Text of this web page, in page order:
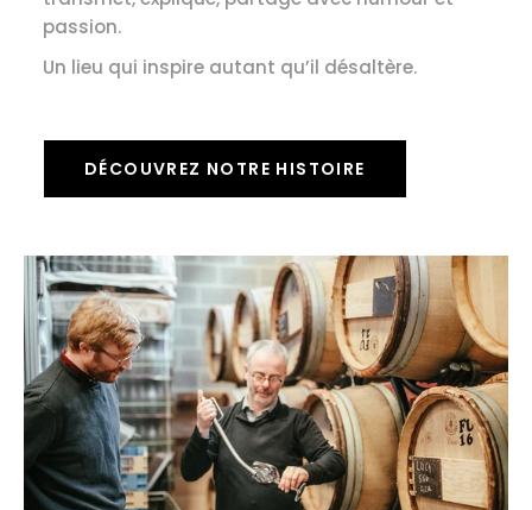
passion.
Un lieu qui inspire autant qu’il désaltère.
DÉCOUVREZ NOTRE HISTOIRE